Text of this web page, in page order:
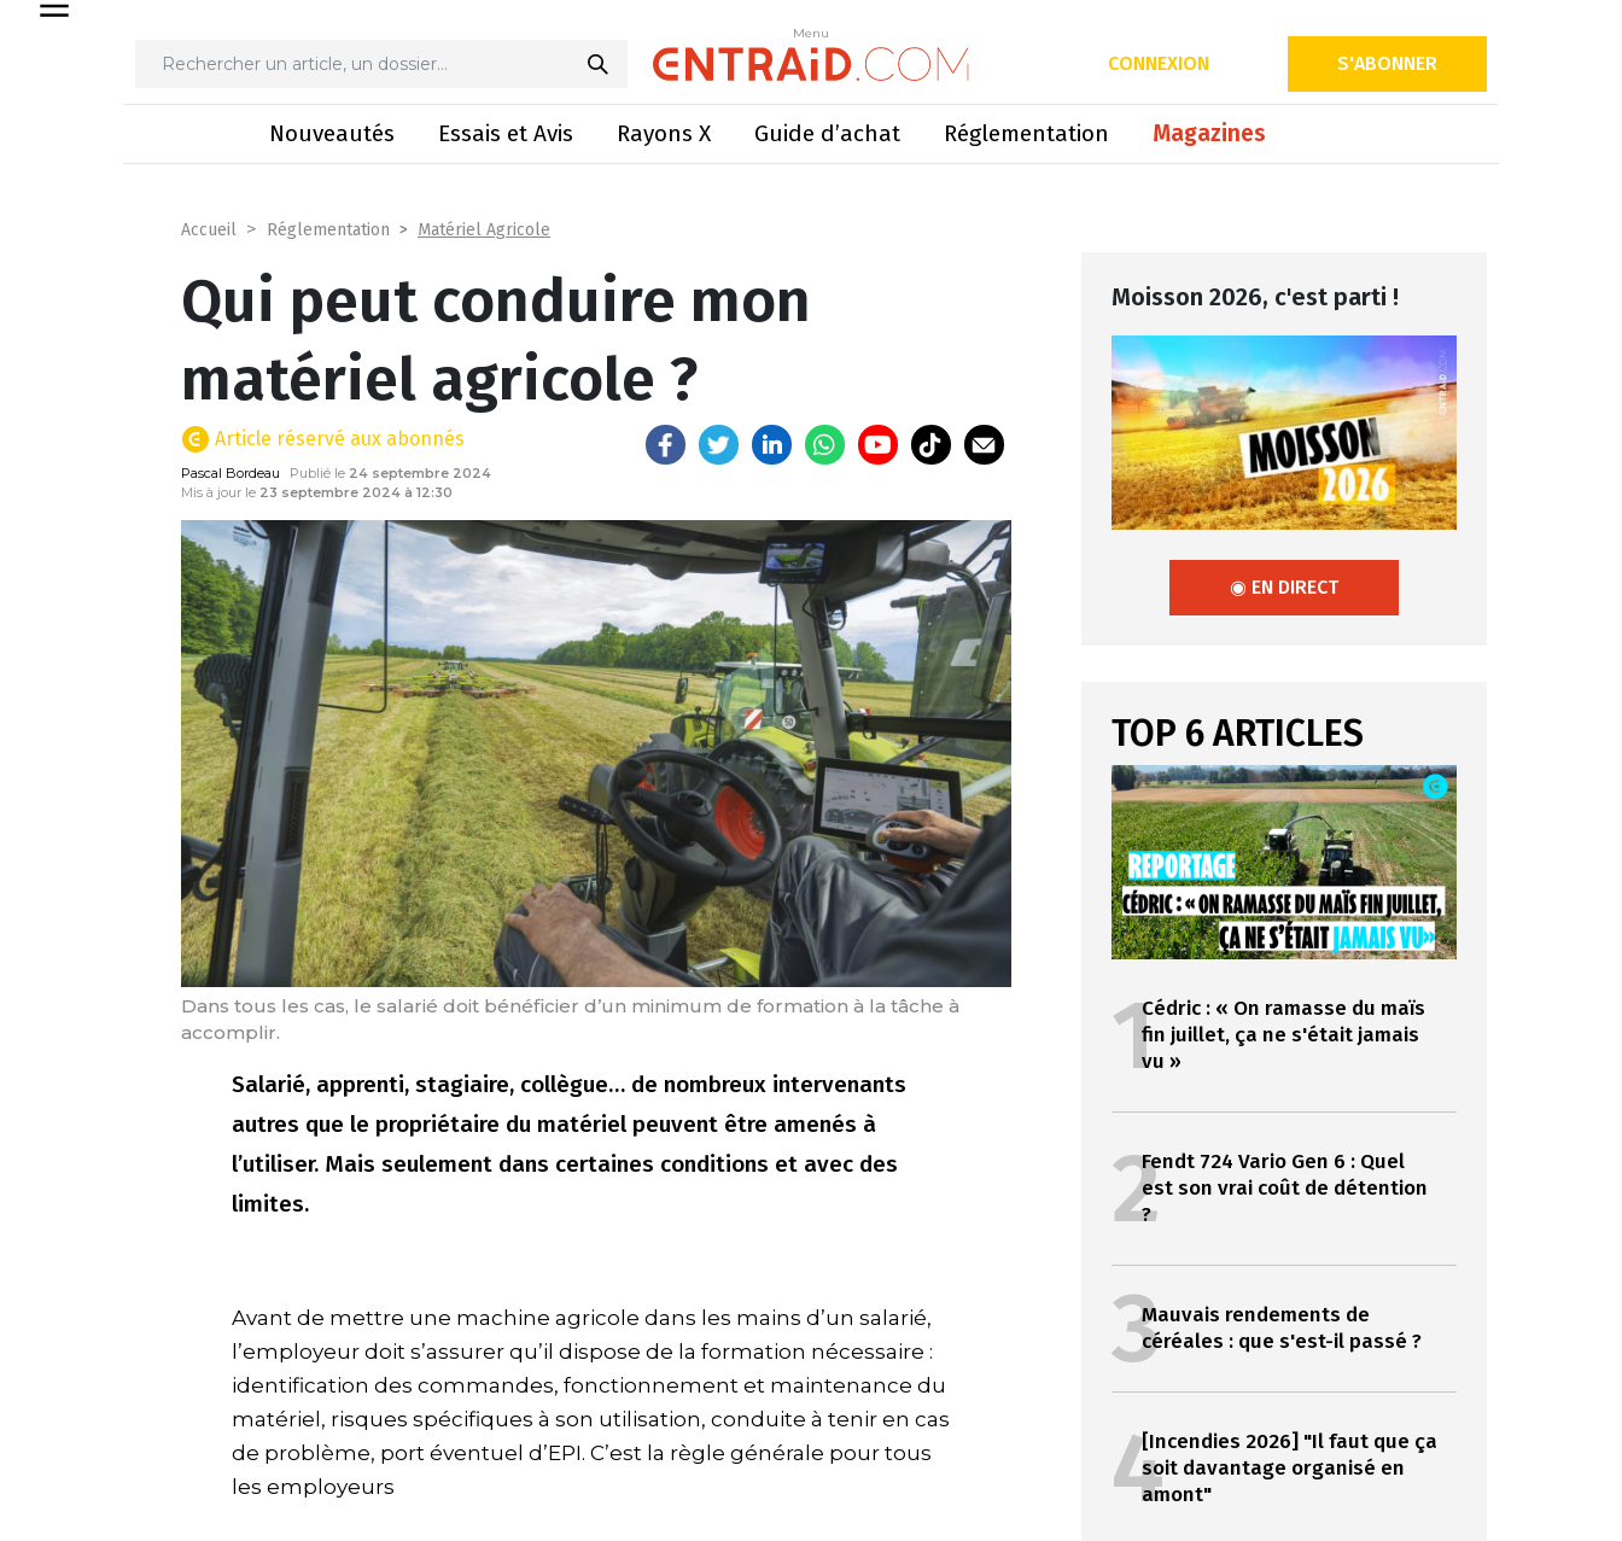
Menu
CONNEXION S'ABONNER
Nouveautés Essais et Avis Rayons X Guide d’achat Réglementation Magazines
Menu
Qui peut conduire mon matériel agricole ?
Accueil Réglementation Matériel Agricole
Qui peut conduire mon
matériel agricole ?
Article réservé aux abonnés
Pascal Bordeau Publié le 24 septembre 2024
Mis à jour le 23 septembre 2024 à 12:30
Dans tous les cas, le salarié doit bénéficier d’un minimum de formation à la tâche à
accomplir.
Salarié, apprenti, stagiaire, collègue… de nombreux intervenants
autres que le propriétaire du matériel peuvent être amenés à
l’utiliser. Mais seulement dans certaines conditions et avec des
limites.
Avant de mettre une machine agricole dans les mains d’un salarié,
l’employeur doit s’assurer qu’il dispose de la formation nécessaire :
identification des commandes, fonctionnement et maintenance du
matériel, risques spécifiques à son utilisation, conduite à tenir en cas
de problème, port éventuel d’EPI. C’est la règle générale pour tous
les employeurs
Moisson 2026, c'est parti !
◉ EN DIRECT
TOP 6 ARTICLES
1Cédric : « On ramasse du maïs
fin juillet, ça ne s'était jamais
vu »
2Fendt 724 Vario Gen 6 : Quel
est son vrai coût de détention
?
3Mauvais rendements de
céréales : que s'est-il passé ?
4[Incendies 2026] "Il faut que ça
soit davantage organisé en
amont"